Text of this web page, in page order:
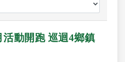
動開跑 巡迴4鄉鎮